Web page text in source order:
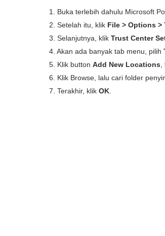
1. Buka terlebih dahulu Microsoft
2. Setelah itu, klik File > Options >
3. Selanjutnya, klik Trust Center
4. Akan ada banyak tab menu, pilih
5. Klik button Add New Locations
6. Klik Browse, lalu cari folder
7. Terakhir, klik OK